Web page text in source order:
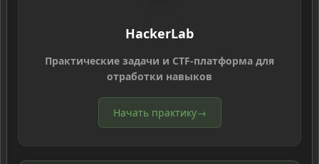
HackerLab
Практические задачи и CTF-платформа для
отработки навыков
Начать практику→